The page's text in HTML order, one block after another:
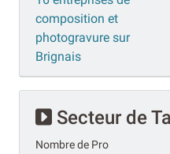
composition et
photogravure sur
Brignais
Secteur de
Nombre de Pro